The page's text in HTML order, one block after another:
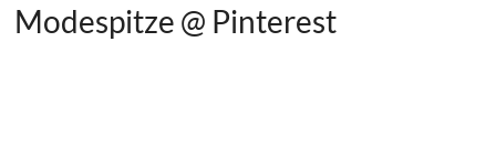
Modespitze @ Pinterest